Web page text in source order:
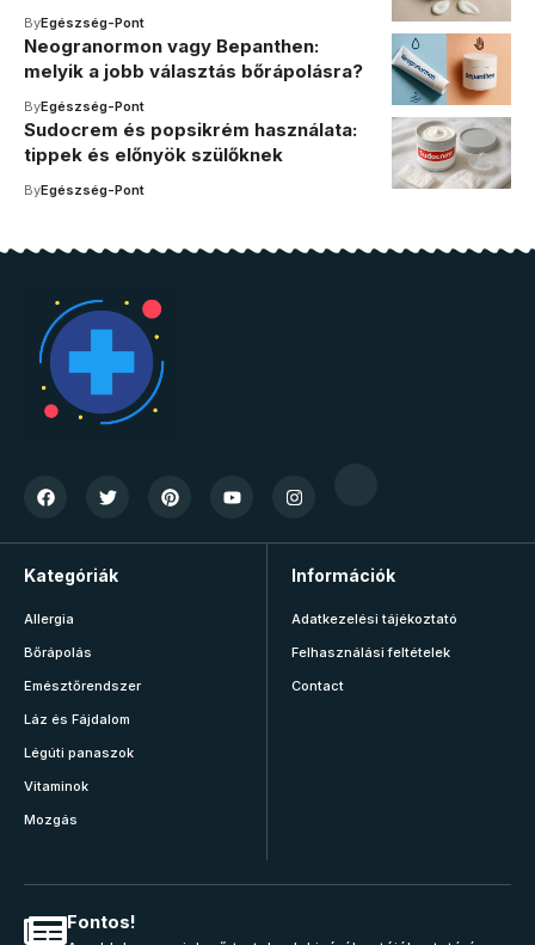
ByEgészség-Pont
Neogranormon vagy Bepanthen:
melyik a jobb választás bőrápolásra?
ByEgészség-Pont
Sudocrem és popsikrém használata:
tippek és előnyök szülőknek
ByEgészség-Pont
Kategóriák
Allergia
Bőrápolás
Emésztőrendszer
Láz és Fájdalom
Légúti panaszok
Vitaminok
Mozgás
Információk
Adatkezelési tájékoztató
Felhasználási feltételek
Contact
Fontos!